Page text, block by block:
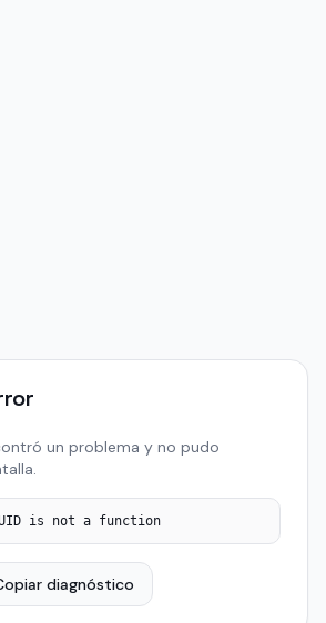
un problema y no pudo
is not a function
diagnóstico